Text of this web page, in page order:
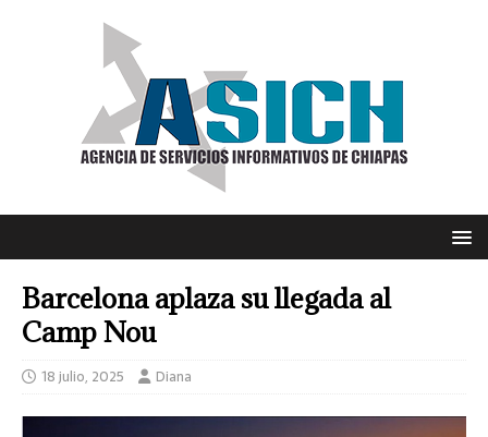
Barcelona aplaza su llegada al
Camp Nou
18 julio, 2025 Diana